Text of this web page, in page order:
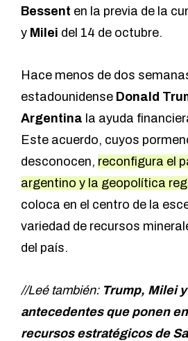
Bessent en la previa de la
y Milei del 14 de octubre.
Hace menos de dos
estadounidense Donald
Argentina la ayuda
Este acuerdo, cuyos
desconocen, reconfigura el
argentino y la geopolítica
coloca en el centro de la
variedad de recursos
del país.
//Leé también: Trump, Milei
antecedentes que ponen
recursos estratégicos de